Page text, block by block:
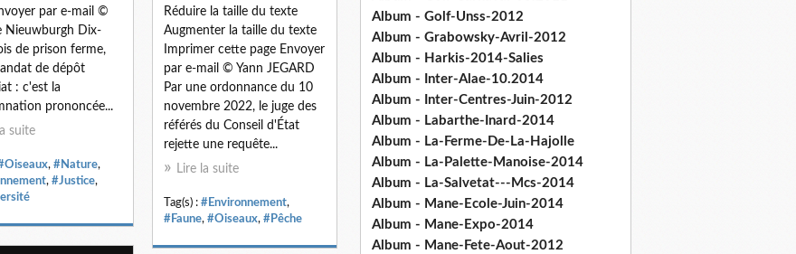
par e-mail ©
Nieuwburgh Dix-
de prison ferme,
de dépôt
: c'est la
prononcée...
suite
, #Nature,
, #Justice,
Réduire la taille du texte
Augmenter la taille du texte
Imprimer cette page Envoyer
par e-mail © Yann JEGARD
Par une ordonnance du 10
novembre 2022, le juge des
référés du Conseil d'État
rejette une requête...
Lire la suite
Tag(s) : #Environnement,
#Faune, #Oiseaux, #Pêche
Album - Golf-Unss-2012
Album - Grabowsky-Avril-2012
Album - Harkis-2014-Salies
Album - Inter-Alae-10.2014
Album - Inter-Centres-Juin-2012
Album - Labarthe-Inard-2014
Album - La-Ferme-De-La-Hajolle
Album - La-Palette-Manoise-2014
Album - La-Salvetat---Mcs-2014
Album - Mane-Ecole-Juin-2014
Album - Mane-Expo-2014
Album - Mane-Fete-Aout-2012